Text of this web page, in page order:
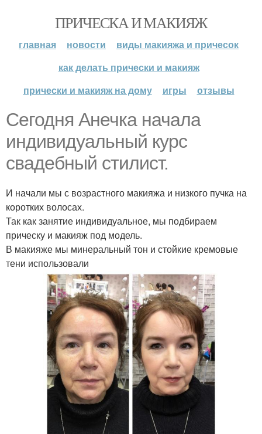
ПРИЧЕСКА И МАКИЯЖ
главная новости
виды макияжа и причесок
как делать прически и макияж
прически и макияж на дому
игры отзывы
Сегодня Анечка начала
индивидуальный курс
свадебный стилист.
И начали мы с возрастного макияжа и низкого пучка на
коротких волосах.
Так как занятие индивидуальное, мы подбираем
прическу и макияж под модель.
В макияже мы минеральный тон и стойкие кремовые
тени использовали